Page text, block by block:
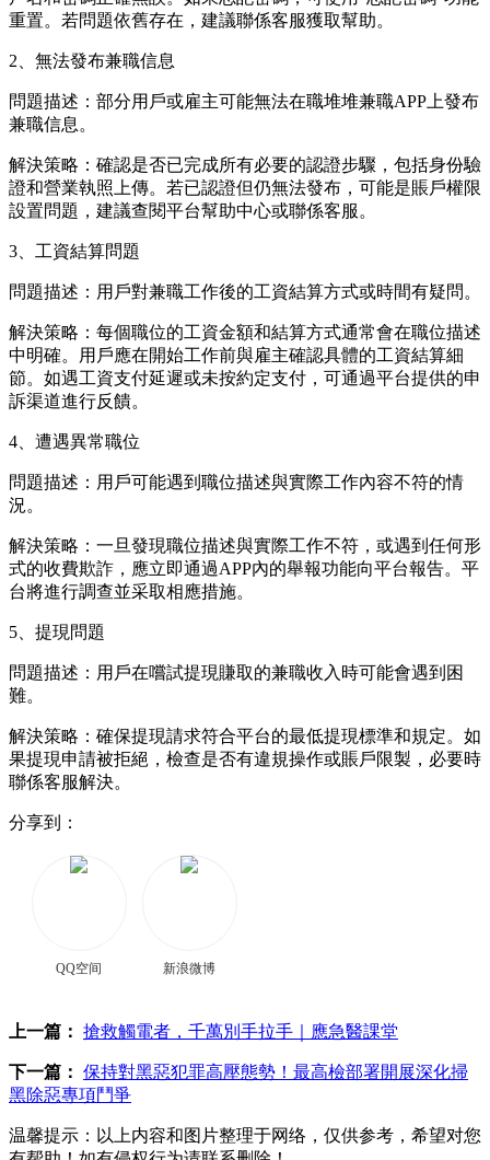
重置。若問題依舊存在，建議聯係客服獲取幫助。
2、無法發布兼職信息
問題描述：部分用戶或雇主可能無法在職堆堆兼職APP上發布
兼職信息。
解決策略：確認是否已完成所有必要的認證步驟，包括身份驗
證和營業執照上傳。若已認證但仍無法發布，可能是賬戶權限
設置問題，建議查閱平台幫助中心或聯係客服。
3、工資結算問題
問題描述：用戶對兼職工作後的工資結算方式或時間有疑問。
解決策略：每個職位的工資金額和結算方式通常會在職位描述
中明確。用戶應在開始工作前與雇主確認具體的工資結算細
節。如遇工資支付延遲或未按約定支付，可通過平台提供的申
訴渠道進行反饋。
4、遭遇異常職位
問題描述：用戶可能遇到職位描述與實際工作內容不符的情
況。
解決策略：一旦發現職位描述與實際工作不符，或遇到任何形
式的收費欺詐，應立即通過APP內的舉報功能向平台報告。平
台將進行調查並采取相應措施。
5、提現問題
問題描述：用戶在嚐試提現賺取的兼職收入時可能會遇到困
難。
解決策略：確保提現請求符合平台的最低提現標準和規定。如
果提現申請被拒絕，檢查是否有違規操作或賬戶限製，必要時
聯係客服解決。
分享到：
QQ空间 新浪微博
上一篇： 搶救觸電者，千萬別手拉手｜應急醫課堂
下一篇： 保持對黑惡犯罪高壓態勢！最高檢部署開展深化掃
黑除惡專項鬥爭
温馨提示： 以上内容和图片整理于网络，仅供参考，希望对您